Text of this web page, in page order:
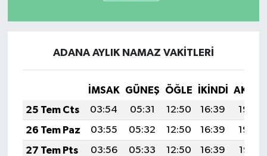
ADANA AYLIK NAMAZ VAKITLERI
İMSAK GÜNEŞ ÖĞLE İKINDI
25 Tem Cts
03:54 05:31 12:50 16:39
19:59
26 Tem Paz
03:55 05:32 12:50 16:39
19:59
27 Tem Pts
03:56 05:33 12:50 16:39
19:58